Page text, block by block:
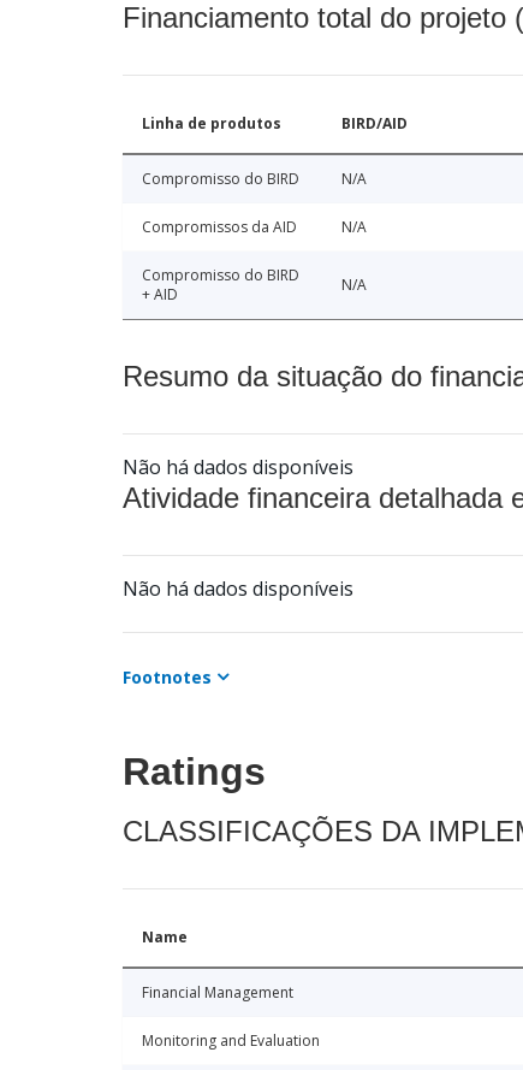
Financiamento total do projeto
Linha de produtos BIRD/AID
Compromisso do BIRD N/A
Compromissos da AID N/A
Compromisso do BIRD
+ AID
N/A
Resumo da situação do
Não há dados disponíveis
Atividade financeira detalhada
Não há dados disponíveis
Footnotes
Ratings
CLASSIFICAÇÕES DA
Name
Financial Management
Monitoring and Evaluation